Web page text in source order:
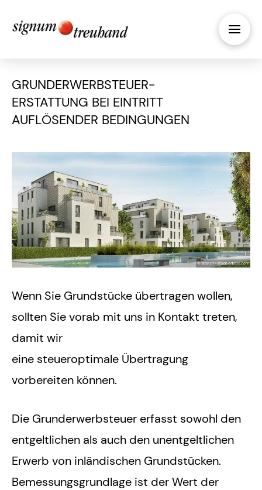
GRUNDERWERBSTEUER-
ERSTATTUNG BEI EINTRITT
AUFLÖSENDER BEDINGUNGEN
Wenn Sie Grundstücke übertragen wollen,
sollten Sie vorab mit uns in Kontakt treten,
damit wir
eine steueroptimale Übertragung
vorbereiten können.
Die Grunderwerbsteuer erfasst sowohl den
entgeltlichen als auch den unentgeltlichen
Erwerb von inländischen Grundstücken.
Bemessungsgrundlage ist der Wert der